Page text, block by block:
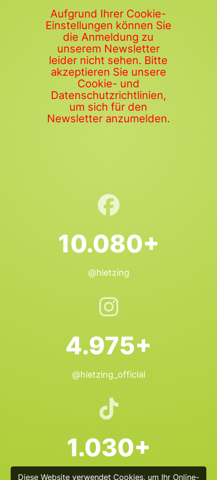
Diese Website verwendet Cookies, um Ihr Online-
Aufgrund Ihrer Cookie-
Einstellungen können Sie
die Anmeldung zu
unserem Newsletter
leider nicht sehen. Bitte
akzeptieren Sie unsere
Cookie- und
Datenschutzrichtlinien,
um sich für den
Newsletter anzumelden.
10.080+
@hietzing
4.975+
@hietzing_official
1.030+
@hietzing_official